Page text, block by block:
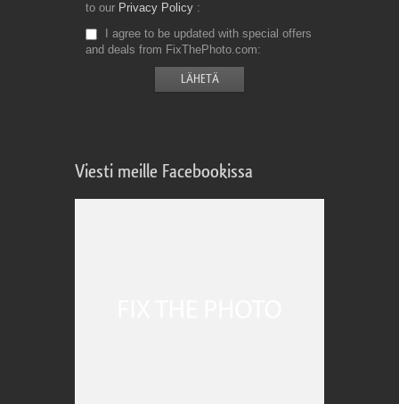
to our Privacy Policy
I agree to be updated with special offers
and deals from FixThePhoto.com
Viesti meille Facebookissa